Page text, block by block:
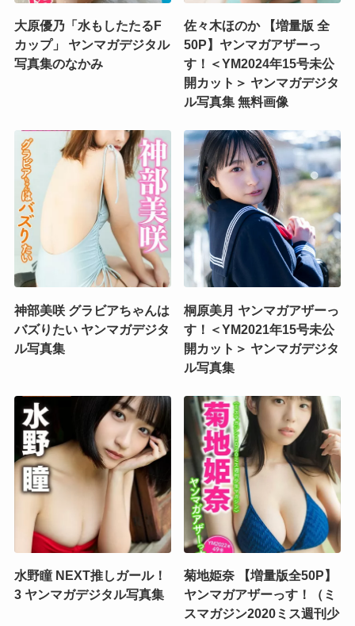
大原優乃「水もしたたるF
カップ」 ヤンマガデジタル
写真集のなかみ
佐々木ほのか 【増量版 全
50P】ヤンマガアザーっ
す！＜YM2024年15号未公
開カット＞ ヤンマガデジタ
ル写真集 無料画像
神部美咲 グラビアちゃんは
バズりたい ヤンマガデジタ
ル写真集
桐原美月 ヤンマガアザーっ
す！＜YM2021年15号未公
開カット＞ ヤンマガデジタ
ル写真集
水野瞳 NEXT推しガール！
3 ヤンマガデジタル写真集
菊地姫奈 【増量版全50P】
ヤンマガアザーっす！（ミ
スマガジン2020ミス週刊少